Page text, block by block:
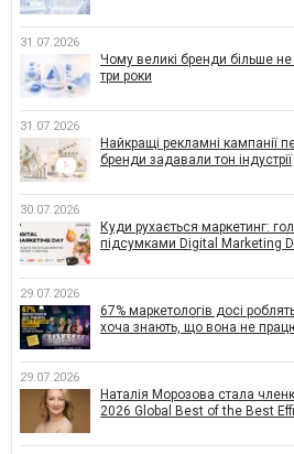
31.07.2026
Чому великі бренди більше
три роки
31.07.2026
Найкращі рекламні кампанії
бренди задавали тон індустрії
30.07.2026
Куди рухається маркетинг:
підсумками Digital Marketing
29.07.2026
67% маркетологів досі
хоча знають, що вона не
29.07.2026
Наталія Морозова стала
2026 Global Best of the Best